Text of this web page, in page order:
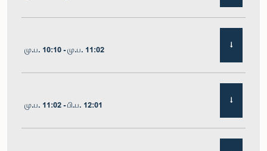
மு.ப. 10:10 - மு.ப. 11:02
மு.ப. 11:02 - பி.ப. 12:01